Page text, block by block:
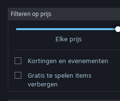
Inloggen
Community
Over
Filteren op prijs
Elke prijs
Kortingen en evenementen
Gratis te spelen items
verbergen
Ontwikkelaar: NAD LABS